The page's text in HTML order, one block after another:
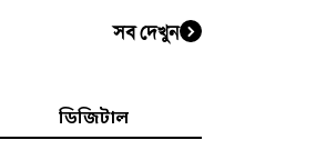
সব দেখুন
ডিজিটাল